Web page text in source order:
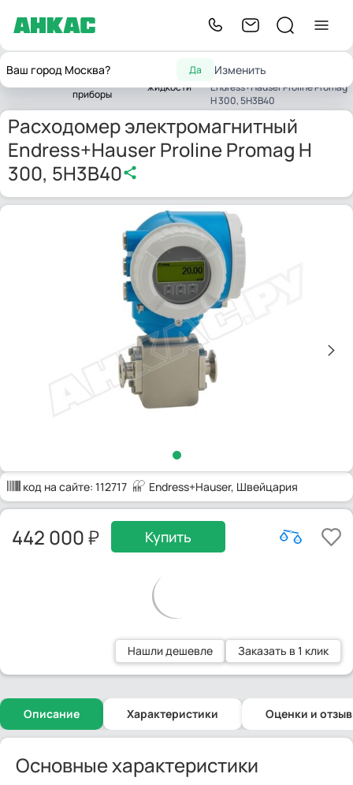
Ваш город Москва? Да Изменить
Главная
Контрольно-
приборы
Расходомеры
жидкости
электромагнитный
Endress+Hauser Proline Promag
H 300, 5H3B40
Расходомер электромагнитный
Endress+Hauser Proline Promag H
300, 5H3B40
код на сайте: 112717 Endress+Hauser, Швейцария
442 000 Купить
Нашли дешевле Заказать в 1 клик
Описание Характеристики Оценки и
Основные характеристики